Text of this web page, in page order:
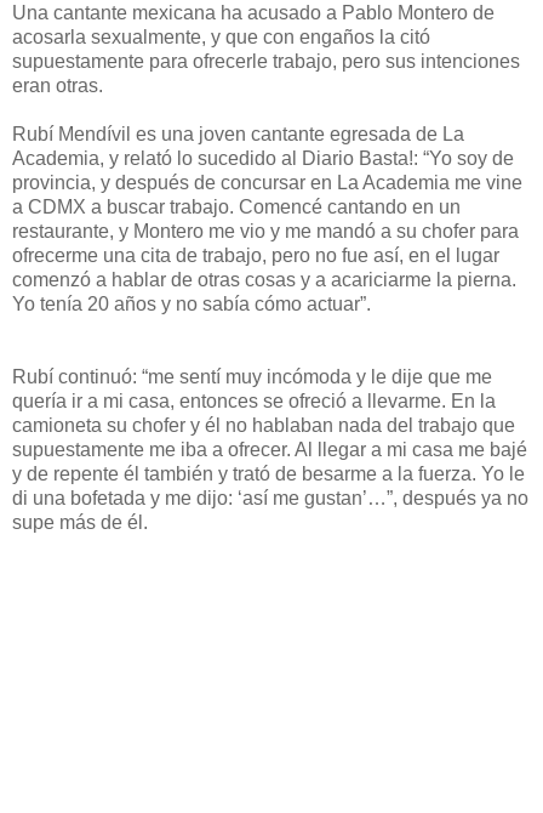
Una cantante mexicana ha acusado a Pablo Montero de
acosarla sexualmente, y que con engaños la citó
supuestamente para ofrecerle trabajo, pero sus intenciones
eran otras.
Rubí Mendívil es una joven cantante egresada de La
Academia, y relató lo sucedido al Diario Basta!: “Yo soy de
provincia, y después de concursar en La Academia me vine
a CDMX a buscar trabajo. Comencé cantando en un
restaurante, y Montero me vio y me mandó a su chofer para
ofrecerme una cita de trabajo, pero no fue así, en el lugar
comenzó a hablar de otras cosas y a acariciarme la pierna.
Yo tenía 20 años y no sabía cómo actuar”.
Rubí continuó: “me sentí muy incómoda y le dije que me
quería ir a mi casa, entonces se ofreció a llevarme. En la
camioneta su chofer y él no hablaban nada del trabajo que
supuestamente me iba a ofrecer. Al llegar a mi casa me bajé
y de repente él también y trató de besarme a la fuerza. Yo le
di una bofetada y me dijo: ‘así me gustan’…”, después ya no
supe más de él.